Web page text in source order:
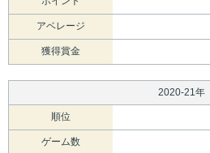
アベレージ
獲得賞金
2020-21年
順位
ゲーム数